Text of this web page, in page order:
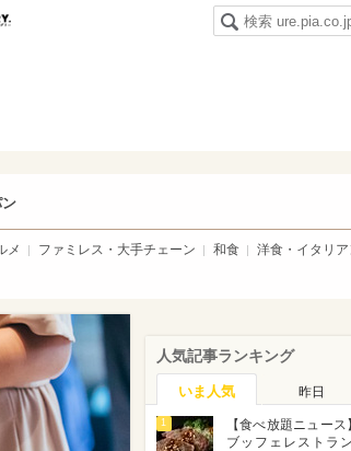
ン
メ ファミレス・大手チェーン 和食
洋食・イタリ
人気記事ランキング
いま人気 昨日
1
【食べ放題ニュー
ブッフェレストラ